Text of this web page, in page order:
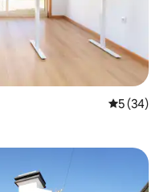
Средна
5 (34)